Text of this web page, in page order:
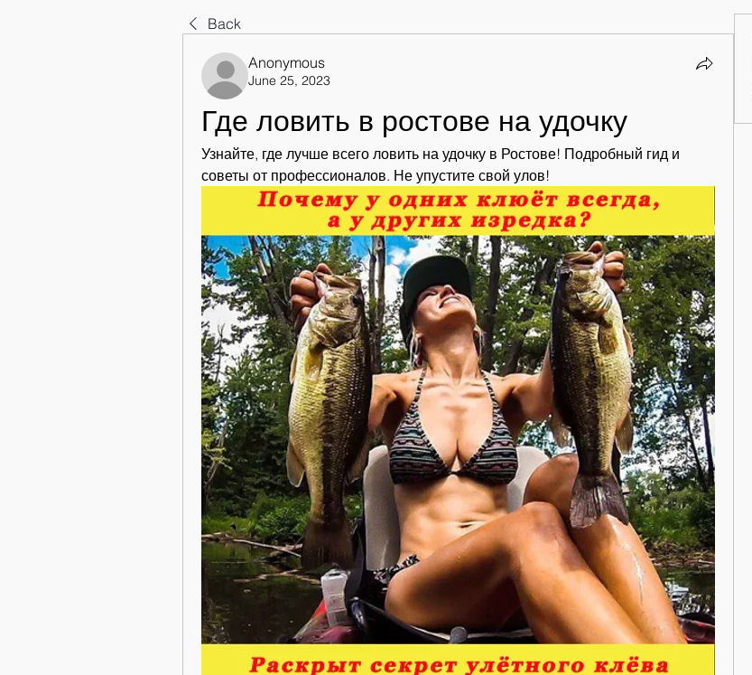
Back
Anonymous
June 25, 2023
Где ловить в ростове на удочку
Узнайте, где лучше всего ловить на удочку в Ростове! Подробный гид и
советы от профессионалов. Не упустите свой улов!